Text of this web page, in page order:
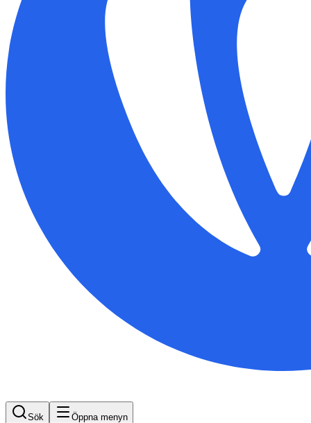
Sök Öppna menyn